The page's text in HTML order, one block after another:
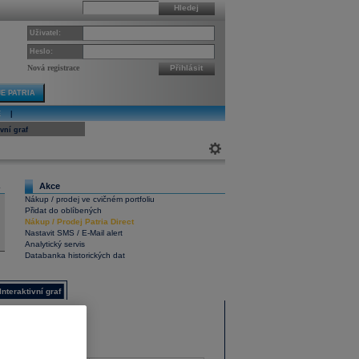
Hledej
Uživatel:
Heslo:
Nová registrace Přihlásit
PATRIA
graf
Akce
Nákup / prodej ve cvičném portfoliu
Přidat do oblíbených
Nákup/ Prodej Patria Direct
Nastavit SMS / E-Mail alert
Analytický servis
Databanka historických dat
Interaktivní graf